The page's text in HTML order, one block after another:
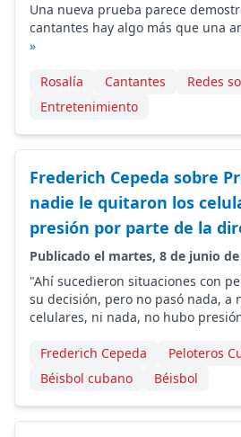
Una nueva prueba parece
cantantes hay algo más que una
»
Rosalía Cantantes
Redes
Entretenimiento
Frederich Cepeda sobre
nadie le quitaron los
presión por parte de la
Publicado el martes, 8 de junio de
"Ahí sucedieron situaciones con
su decisión, pero no pasó nada, a
celulares, ni nada, no hubo
Frederich Cepeda
Peloteros
Béisbol cubano
Béisbol